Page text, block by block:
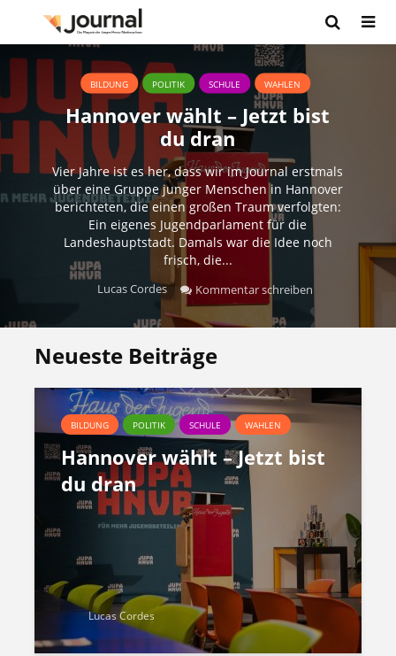
BILDUNG POLITIK SCHULE WAHLEN
Hannover wählt – Jetzt bist
du dran
Vier Jahre ist es her, dass wir im Journal erstmals
über eine Gruppe junger Menschen in Hannover
berichteten, die einen großen Traum verfolgten:
Ein eigenes Jugendparlament für die
Landeshauptstadt. Damals war die Idee noch
frisch, die...
Lucas Cordes Kommentar schreiben
Neueste Beiträge
BILDUNG POLITIK SCHULE WAHLEN
Hannover wählt – Jetzt bist
du dran
Lucas Cordes